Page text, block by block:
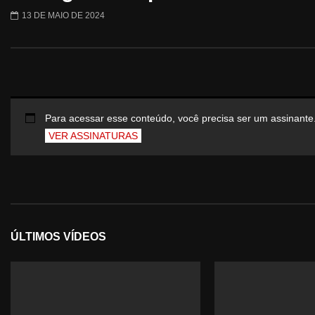
13 DE MAIO DE 2024
Para acessar esse conteúdo, você precisa ser um
VER ASSINATURAS
ÚLTIMOS VÍDEOS